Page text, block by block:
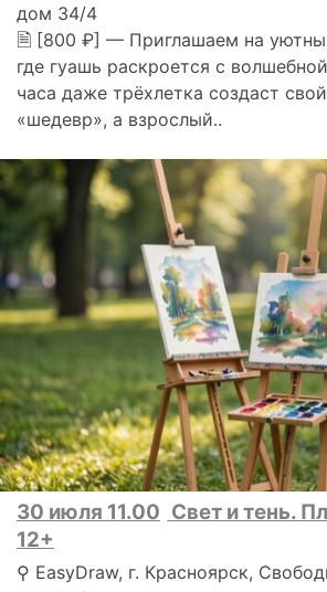
дом 34/4
🗎 [800 ₽] — Приглашаем на
где гуашь раскроется с
часа даже трёхлетка создаст
«шедевр», а взрослый..
30 июля 11.00 Свет и тень.
12+
⚲ EasyDraw, г. Красноярск,